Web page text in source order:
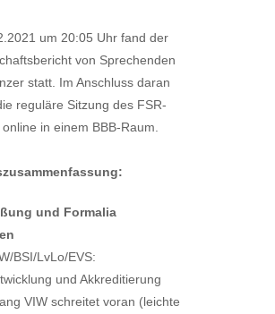
um 20:05 Uhr fand der
von Sprechenden
statt. Im Anschluss daran
reguläre Sitzung des FSR-
in einem BBB-Raum.
und Formalia
BSI/LvLo/EVS:
und Akkreditierung
VIW schreitet voran (leichte